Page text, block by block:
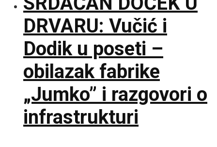
DRVARU: Vučić i
Dodik u poseti –
obilazak fabrike
„Jumko” i razgovori o
infrastrukturi